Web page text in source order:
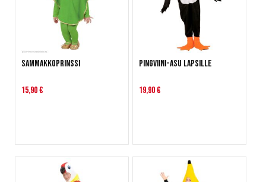
Sammakkoprinssi
15,90 €
Pingviini-asu lapsille
19,90 €